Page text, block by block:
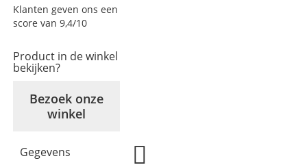
Klanten geven ons een
score van 9,4/10
Product in de winkel
bekijken?
Bezoek onze
winkel
Gegevens